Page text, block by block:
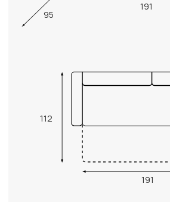
191
95
112
191